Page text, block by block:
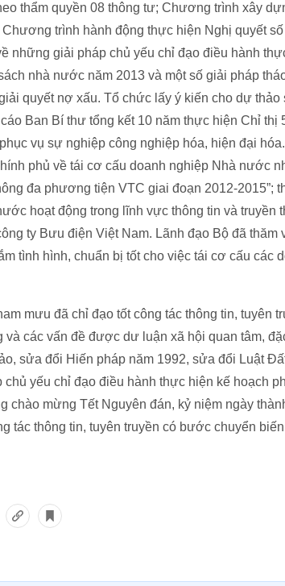
thẩm quyền 08 thông tư; Chương trình xây
Chương trình hành động thực hiện Nghị quyết
những giải pháp chủ yếu chỉ đạo điều hành
nhà nước năm 2013 và một số giải pháp
quyết nợ xấu. Tổ chức lấy ý kiến cho dự
Ban Bí thư tổng kết 10 năm thực hiện Chỉ thị
vụ sự nghiệp công nghiệp hóa, hiện đại
phủ về tái cơ cấu doanh nghiệp Nhà nước
đa phương tiện VTC giai đoạn 2012-2015”;
hoạt động trong lĩnh vực thông tin và truyền
ty Bưu điện Việt Nam. Lãnh đạo Bộ đã thăm
tình hình, chuẩn bị tốt cho việc tái cơ cấu các
mưu đã chỉ đạo tốt công tác thông tin, tuyên
và các vấn đề được dư luận xã hội quan tâm,
sửa đổi Hiến pháp năm 1992, sửa đổi Luật
yếu chỉ đạo điều hành thực hiện kế hoạch
chào mừng Tết Nguyên đán, kỷ niệm ngày
tác thông tin, tuyên truyền có bước chuyển